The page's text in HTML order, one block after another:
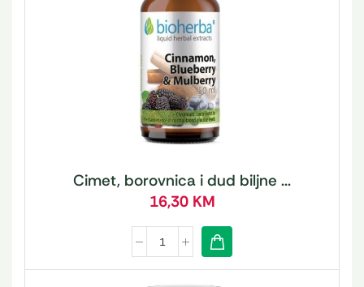
Cimet, borovnica i dud biljne ...
16,30 KM